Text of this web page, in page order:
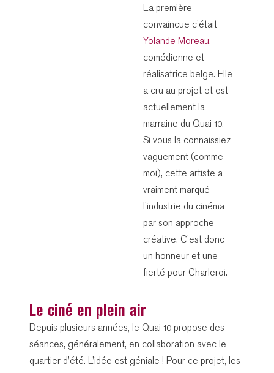
La première
convaincue c’était
Yolande Moreau,
comédienne et
réalisatrice belge. Elle
a cru au projet et est
actuellement la
marraine du Quai 10.
Si vous la connaissiez
vaguement (comme
moi), cette artiste a
vraiment marqué
l’industrie du cinéma
par son approche
créative. C’est donc
un honneur et une
fierté pour Charleroi.
Le ciné en plein air
Depuis plusieurs années, le Quai 10 propose des
séances, généralement, en collaboration avec le
quartier d’été. L’idée est géniale ! Pour ce projet, les